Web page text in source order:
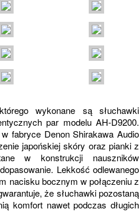
wykonane są słuchawki
par modelu AH-D9200.
fabryce Denon Shirakawa Audio
japońskiej skóry oraz pianki z
w konstrukcji nauszników
Lekkość odlewanego
nacisku bocznym w połączeniu z
że słuchawki pozostaną
komfort nawet podczas długich